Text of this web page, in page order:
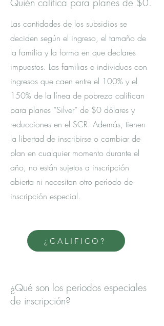
Las cantidades de los subsidios se
deciden según el ingreso, el tamaño de
la familia y la forma en que declares
impuestos. Las familias e individuos con
ingresos que caen entre el 100% y el
150% de la línea de pobreza califican
para planes “Silver” de $0 dólares y
reducciones en el SCR. Además, tienen
la libertad de inscribirse o cambiar de
plan en cualquier momento durante el
año, no están sujetos a inscripción
abierta ni necesitan otro período de
inscripción especial.
¿CALIFICO?
¿Qué son los periodos especiales
de inscripción?